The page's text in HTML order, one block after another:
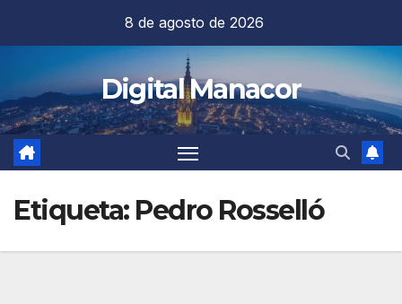
contenido
8 de agosto de 2026
Digital Manacor
Etiqueta: Pedro Rosselló